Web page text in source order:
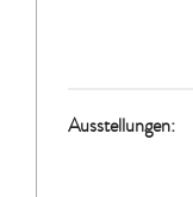
Ausstellungen: